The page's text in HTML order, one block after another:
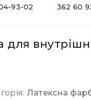
93-02
362 60
для
Латексна